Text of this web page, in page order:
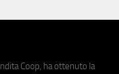
Coop, ha ottenuto la